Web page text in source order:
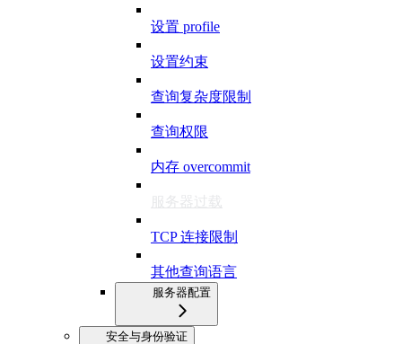
设置 profile
设置约束
查询复杂度限制
查询权限
内存 overcommit
服务器过载
TCP 连接限制
其他查询语言
服务器配置
安全与身份验证